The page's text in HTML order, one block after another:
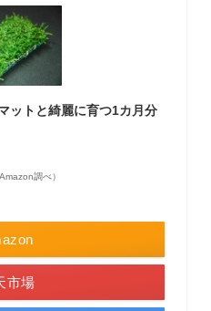
ットと綺麗に育つ1カ月分
調べ）
市場